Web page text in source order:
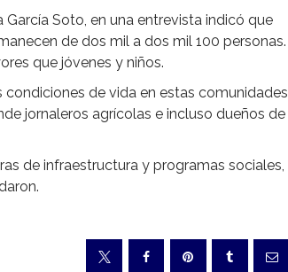
Soto, en una entrevista indicó que
de dos mil a dos mil 100 personas.
que jóvenes y niños.
condiciones de vida en estas comunidades
jornaleros agrícolas e incluso dueños de
de infraestructura y programas sociales,